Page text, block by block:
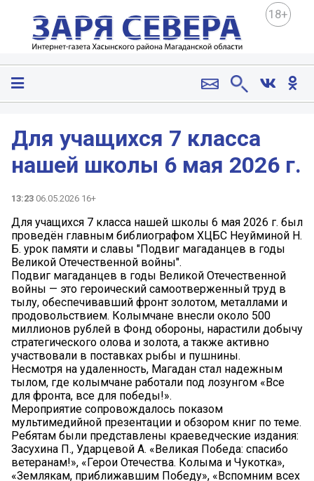
18+
Для учащихся 7 класса
нашей школы 6 мая 2026 г.
13:23 06.05.2026 16+
Для учащихся 7 класса нашей школы 6 мая 2026 г. был
проведён главным библиографом ХЦБС Неуйминой Н.
Б. урок памяти и славы "Подвиг магаданцев в годы
Великой Отечественной войны".
Подвиг магаданцев в годы Великой Отечественной
войны — это героический самоотверженный труд в
тылу, обеспечивавший фронт золотом, металлами и
продовольствием. Колымчане внесли около 500
миллионов рублей в Фонд обороны, нарастили добычу
стратегического олова и золота, а также активно
участвовали в поставках рыбы и пушнины.
Несмотря на удаленность, Магадан стал надежным
тылом, где колымчане работали под лозунгом «Все
для фронта, все для победы!».
Мероприятие сопровождалось показом
мультимедийной презентации и обзором книг по теме.
Ребятам были представлены краеведческие издания:
Засухина П., Ударцевой А. «Великая Победа: спасибо
ветеранам!», «Герои Отечества. Колыма и Чукотка»,
«Землякам, приближавшим Победу», «Вспомним всех